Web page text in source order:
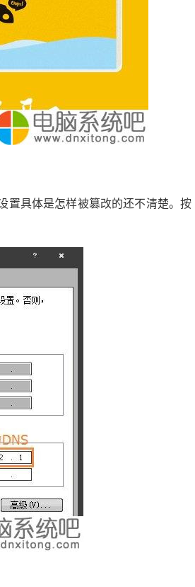
置具体是怎样被篡改的还不清楚。按